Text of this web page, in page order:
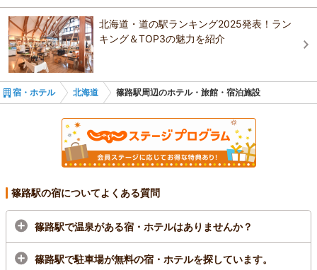
日高・えりも
離島（利尻・礼文・天売・焼尻）
ビジネスインノルテ中島公園
クロスホテル札幌（オリックスホテルズ＆リゾーツ
）
札幌東急REIホテル
クロスホテル札幌（オリックスホテルズ＆リゾーツ
）
札幌東急REIホテル
北海道・道の駅ランキング2025発表！ラン
キング＆TOP3の魅力を紹介
宿・ホテル 北海道 篠路駅周辺のホテル・旅館・宿泊施設
篠路駅の宿についてよくある質問
篠路駅で温泉がある宿・ホテルはありませんか？
篠路駅で駐車場が無料の宿・ホテルを探しています。